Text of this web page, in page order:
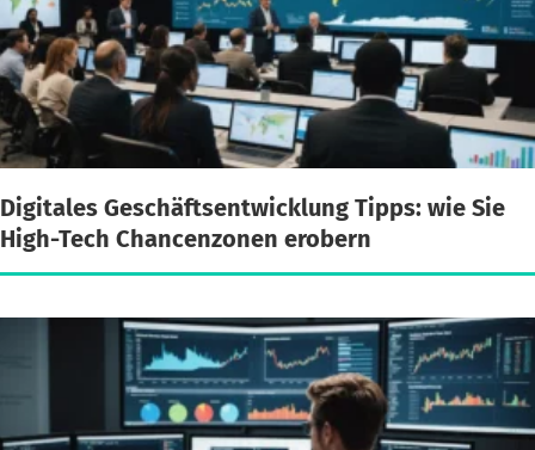
Digitales Geschäftsentwicklung Tipps: wie Sie
High-Tech Chancenzonen erobern